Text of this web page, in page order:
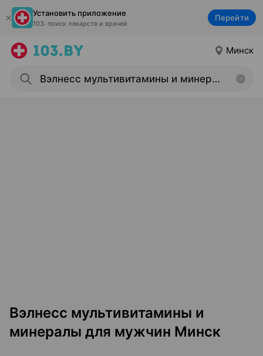
Установить приложение
103: поиск лекарств и врачей
Перейти
Минск
Вэлнесс мультивитамины и
минералы для мужчин Минск